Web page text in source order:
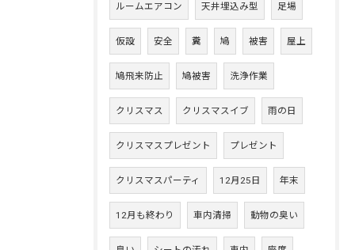
ルームエアコン 天井埋込み型 足場
仮設 安全 糞 鳩 被害 屋上
鳩飛来防止 鳩被害 洗浄作業
クリスマス クリスマスイブ 雨の日
クリスマスプレゼント プレゼント
クリスマスパーティ 12月25日 年末
12月も終わり 車内清掃 動物の臭い